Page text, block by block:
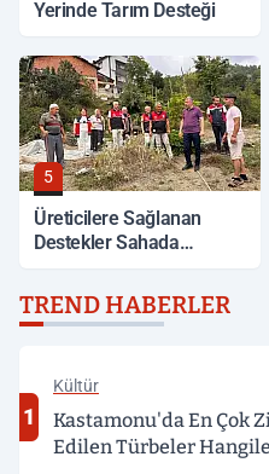
Yerinde Tarım Desteği
5
Üreticilere Sağlanan
Destekler Sahada
TREND HABERLER
1
Kültür
Kastamonu'da En Çok
Edilen Türbeler